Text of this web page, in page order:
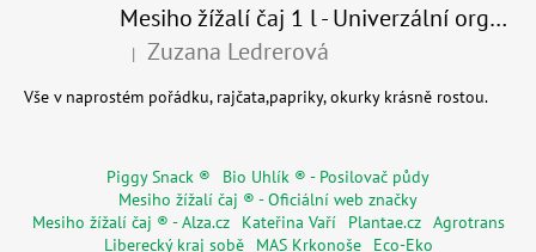
Mesiho žížalí čaj 1 l - Univerzální organické hnojivo
Hodnocení produktu je 5 z 5 hvězdiček.
| Zuzana Ledrerová
Vše v naprostém pořádku, rajčata,papriky, okurky krásně rostou.
Piggy Snack ®
Bio Uhlík ® - Posilovač půdy
Mesiho žížalí čaj ® - Oficiální web značky
Mesiho žížalí čaj ® - Alza.cz
Kateřina Vaří Plantae.cz Agrotrans
Liberecký kraj sobě
MAS Krkonoše Eco-Eko